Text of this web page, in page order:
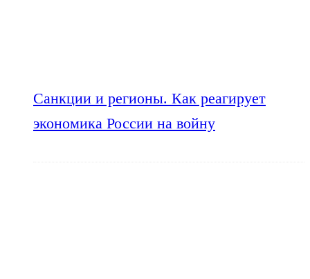
Санкции и регионы. Как реагирует
экономика России на войну